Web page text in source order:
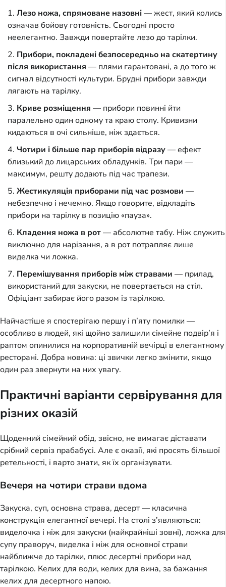
Лезо ножа, спрямоване назовні— жест, який колись
означав бойову готовність. Сьогодні просто
неелегантно. Завжди повертайте лезо до тарілки.
Прибори, покладені безпосередньо на скатертину
після використання — плями гарантовані, а до того ж
сигнал відсутності культури. Брудні прибори завжди
лягають на тарілку.
Криве розміщення — прибори повинні йти
паралельно один одному та краю столу. Кривизни
кидаються в очі сильніше, ніж здається.
Чотири і більше пар приборів відразу— ефект
близький до лицарських обладунків. Три пари —
максимум, решту додають під час трапези.
Жестикуляція приборами під час розмови —
небезпечно і нечемно. Якщо говорите, відкладіть
прибори на тарілку в позицію «пауза».
Кладення ножа в рот— абсолютне табу. Ніж служить
виключно для нарізання, а в рот потрапляє лише
виделка чи ложка.
Перемішування приборів між стравами — прилад,
використаний для закуски, не повертається на стіл.
Офіціант забирає його разом із тарілкою.
Найчастіше я спостерігаю першу і п’яту помилки —
особливо в людей, які щойно залишили сімейне подвір’я і
раптом опинилися на корпоративній вечірці в елегантному
ресторані. Добра новина: ці звички легко змінити, якщо
один раз звернути на них увагу.
Практичні варіанти сервірування для
різних оказій
Щоденний сімейний обід, звісно, не вимагає діставати
срібний сервіз прабабусі. Але є оказії, які просять більшої
ретельності, і варто знати, як їх організувати.
Вечеря на чотири страви вдома
Закуска, суп, основна страва, десерт — класична
конструкція елегантної вечері. На столі з’являються:
виделочка і ніж для закуски (найкрайніші зовні), ложка для
супу праворуч, виделка і ніж для основної страви
найближче до тарілки, плюс десертні прибори над
тарілкою. Келих для води, келих для вина, за бажання
келих для десертного напою.